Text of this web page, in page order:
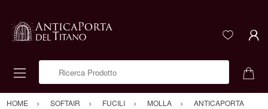
HOME SOFTAIR FUCILI MOLLA
ANTICAPORTA